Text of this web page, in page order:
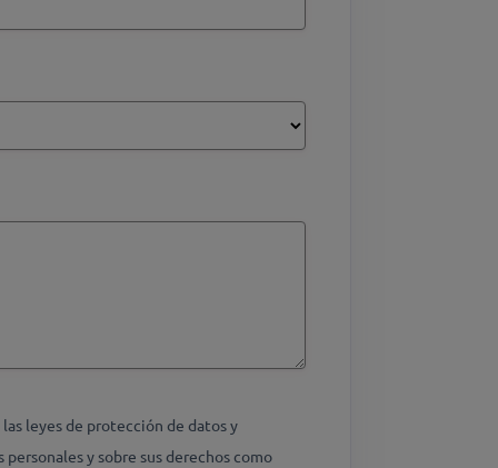
leyes de protección de datos y
y sobre sus derechos como